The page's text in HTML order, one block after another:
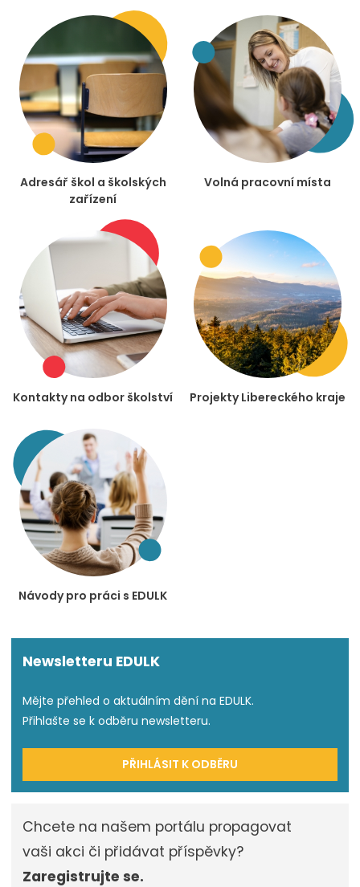
Adresář škol a školských
zařízení
Volná pracovní místa
Kontakty na odbor školství Projekty Libereckého kraje
Návody pro práci s EDULK
Newsletteru EDULK
Mějte přehled o aktuálním dění na EDULK.
Přihlašte se k odběru newsletteru.
PŘIHLÁSIT K ODBĚRU
Chcete na našem portálu propagovat
vaši akci či přidávat příspěvky?
Zaregistrujte se.